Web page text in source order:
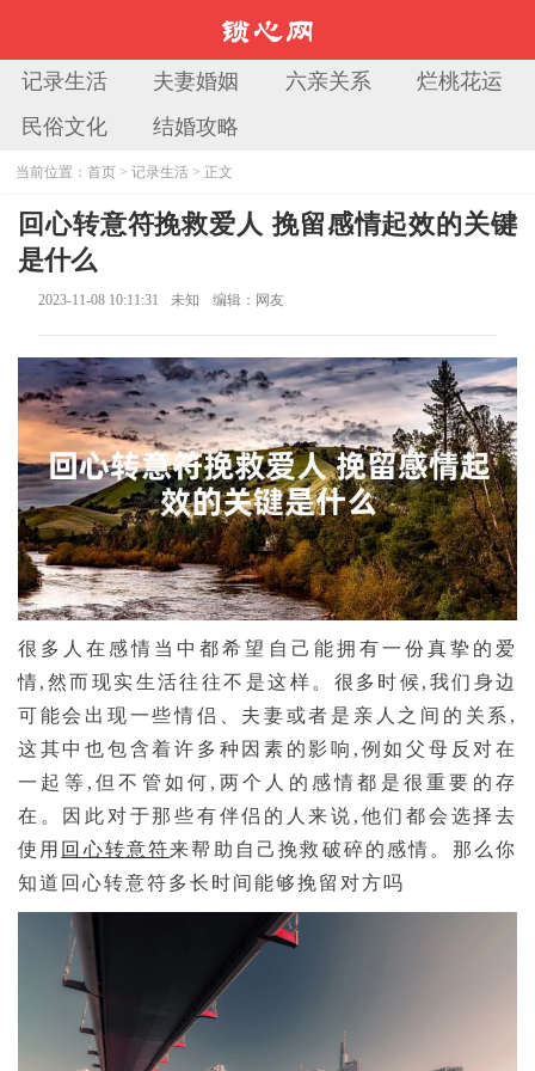
记录生活 夫妻婚姻 六亲关系
烂桃花运
民俗文化
结婚攻略
当前位置：首页 >记录生活 > 正文
回心转意符挽救爱人 挽留感情起效的关键
是什么
2023-11-08 10:11:31 未知 编辑：网友
很多人在感情当中都希望自己能拥有一份真挚的爱
情,然而现实生活往往不是这样。很多时候,我们身边
可能会出现一些情侣、夫妻或者是亲人之间的关系,
这其中也包含着许多种因素的影响,例如父母反对在
一起等,但不管如何,两个人的感情都是很重要的存
在。因此对于那些有伴侣的人来说,他们都会选择去
使用 回心转意符来帮助自己挽救破碎的感情。那么你
知道回心转意符多长时间能够挽留对方吗­